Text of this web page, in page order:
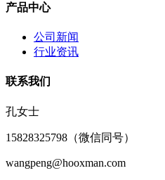
产品中心
公司新闻
行业资讯
联系我们
孔女士
15828325798（微信同号）
wangpeng@hooxman.com